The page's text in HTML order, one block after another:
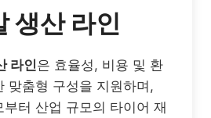
생산 라인
라인은 효율성, 비용 및 환
맞춤형 구성을 지원하며,
터 산업 규모의 타이어 재